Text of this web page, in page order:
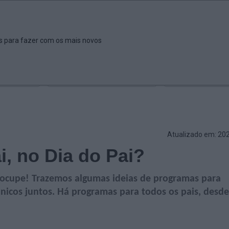
no Dia do Pai?
Trazemos algumas ideias de programas para
juntos. Há programas para todos os pais, desde
Atualizado em:
para fazer com os mais novos